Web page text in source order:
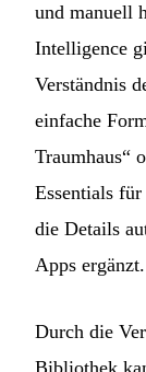
und manuell
Intelligence
Verständnis
einfache
Traumhaus“
Essentials
die Details
Apps ergänzt.
Durch die